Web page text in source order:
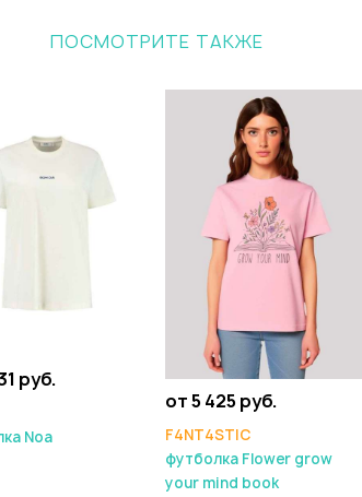
ПОСМОТРИТЕ ТАКЖЕ
руб.
Noa
от 5 425 руб.
F4NT4STIC
футболка Flower grow
your mind book